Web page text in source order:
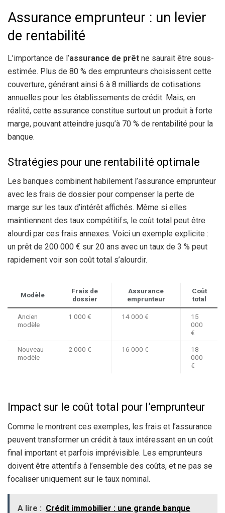
Assurance emprunteur : un levier
de rentabilité
L’importance de l’assurance de prêt ne saurait être sous-
estimée. Plus de 80 % des emprunteurs choisissent cette
couverture, générant ainsi 6 à 8 milliards de cotisations
annuelles pour les établissements de crédit. Mais, en
réalité, cette assurance constitue surtout un produit à forte
marge, pouvant atteindre jusqu’à 70 % de rentabilité pour la
banque.
Stratégies pour une rentabilité optimale
Les banques combinent habilement l’assurance emprunteur
avec les frais de dossier pour compenser la perte de
marge sur les taux d’intérêt affichés. Même si elles
maintiennent des taux compétitifs, le coût total peut être
alourdi par ces frais annexes. Voici un exemple explicite :
un prêt de 200 000 € sur 20 ans avec un taux de 3 % peut
rapidement voir son coût total s’alourdir.
Modèle
Frais de
dossier
Assurance
emprunteur
Coût
total
Ancien
modèle
1 000 € 14 000 €
15
000
€
Nouveau
modèle
2 000 € 16 000 €
18
000
€
Impact sur le coût total pour l’emprunteur
Comme le montrent ces exemples, les frais et l’assurance
peuvent transformer un crédit à taux intéressant en un coût
final important et parfois imprévisible. Les emprunteurs
doivent être attentifs à l’ensemble des coûts, et ne pas se
focaliser uniquement sur le taux nominal.
A lire : Crédit immobilier : une grande banque